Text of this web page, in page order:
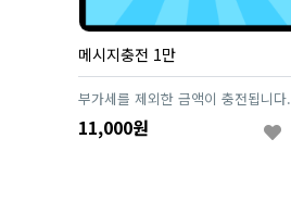
메시지충전 1만
부가세를 제외한 금액이 충전됩니다.
11,000원